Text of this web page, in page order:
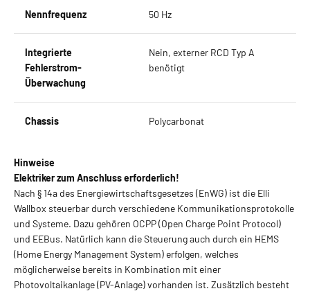
Nennfrequenz 50 Hz
Integrierte
Fehlerstrom-
Überwachung
Nein, externer RCD Typ A
benötigt
Chassis Polycarbonat
Hinweise
Elektriker zum Anschluss erforderlich!
Nach § 14a des Energiewirtschaftsgesetzes (EnWG) ist die Elli
Wallbox steuerbar durch verschiedene Kommunikationsprotokolle
und Systeme. Dazu gehören OCPP (Open Charge Point Protocol)
und EEBus. Natürlich kann die Steuerung auch durch ein HEMS
(Home Energy Management System) erfolgen, welches
möglicherweise bereits in Kombination mit einer
Photovoltaikanlage (PV-Anlage) vorhanden ist. Zusätzlich besteht